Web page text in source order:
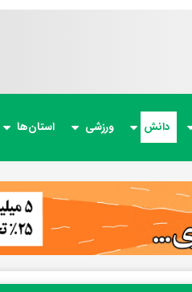
دانش ورزشی استان‌ها